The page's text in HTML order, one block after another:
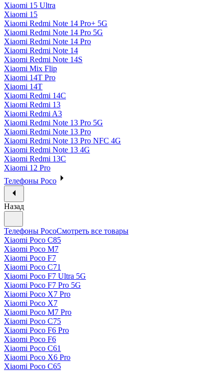
Xiaomi 15 Ultra
Xiaomi 15
Xiaomi Redmi Note 14 Pro+ 5G
Xiaomi Redmi Note 14 Pro 5G
Xiaomi Redmi Note 14 Pro
Xiaomi Redmi Note 14
Xiaomi Redmi Note 14S
Xiaomi Mix Flip
Xiaomi 14T Pro
Xiaomi 14T
Xiaomi Redmi 14C
Xiaomi Redmi 13
Xiaomi Redmi A3
Xiaomi Redmi Note 13 Pro 5G
Xiaomi Redmi Note 13 Pro
Xiaomi Redmi Note 13 Pro NFC 4G
Xiaomi Redmi Note 13 4G
Xiaomi Redmi 13C
Xiaomi 12 Pro
Телефоны Poco
Назад
Телефоны PocoСмотреть все товары
Xiaomi Poco C85
Xiaomi Poco M7
Xiaomi Poco F7
Xiaomi Poco C71
Xiaomi Poco F7 Ultra 5G
Xiaomi Poco F7 Pro 5G
Xiaomi Poco X7 Pro
Xiaomi Poco X7
Xiaomi Poco M7 Pro
Xiaomi Poco C75
Xiaomi Poco F6 Pro
Xiaomi Poco F6
Xiaomi Poco C61
Xiaomi Poco X6 Pro
Xiaomi Poco C65